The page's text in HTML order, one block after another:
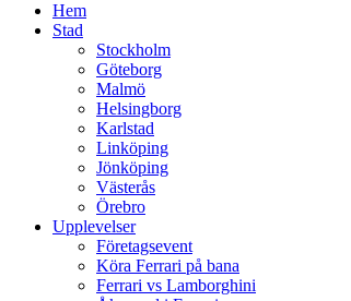
Hem
Stad
Stockholm
Göteborg
Malmö
Helsingborg
Karlstad
Linköping
Jönköping
Västerås
Örebro
Upplevelser
Företagsevent
Köra Ferrari på bana
Ferrari vs Lamborghini